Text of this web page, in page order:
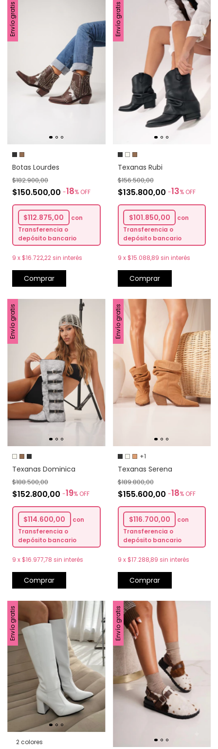
Envío gratis
Botas Lourdes
$150.500,00 -18% OFF
$182.900,00
$112.875,00
con
Transferencia o
depósito bancario
9 x $16.722,22 sin interés
Comprar
Envío gratis
Texanas Rubi
$135.800,00 -13% OFF
$156.500,00
$101.850,00
con
Transferencia o
depósito bancario
9 x $15.088,89 sin interés
Comprar
Envío gratis
Texanas Dominica
$152.800,00 -19% OFF
$188.500,00
$114.600,00
con
Transferencia o
depósito bancario
9 x $16.977,78 sin interés
Comprar
Envío gratis
+1
Texanas Serena
$155.600,00 -18% OFF
$189.800,00
$116.700,00
con
Transferencia o
depósito bancario
9 x $17.288,89 sin interés
Comprar
Envío gratis
2 colores
Envío gratis